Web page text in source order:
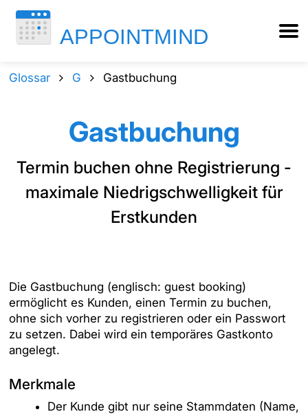
Glossar G Gastbuchung
Gastbuchung
Termin buchen ohne Registrierung -
maximale Niedrigschwelligkeit für
Erstkunden
Die Gastbuchung (englisch: guest booking)
ermöglicht es Kunden, einen Termin zu buchen,
ohne sich vorher zu registrieren oder ein Passwort
zu setzen. Dabei wird ein temporäres Gastkonto
angelegt.
Merkmale
Der Kunde gibt nur seine Stammdaten (Name,